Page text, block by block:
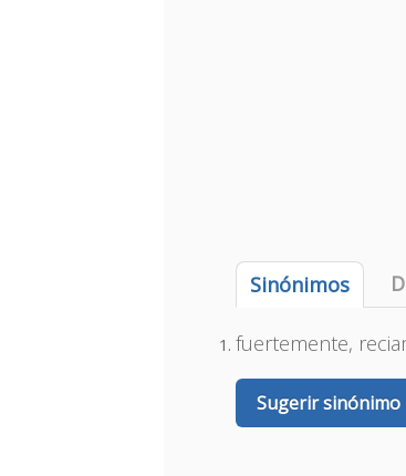
Sinónimos
fuertemente,
Sugerir sinónimo